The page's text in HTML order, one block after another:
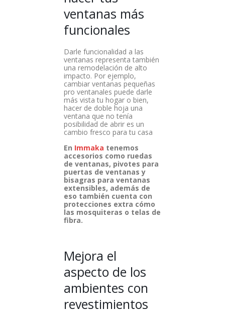
ventanas más
funcionales
Darle funcionalidad a las
ventanas representa también
una remodelación de alto
impacto. Por ejemplo,
cambiar ventanas pequeñas
pro ventanales puede darle
más vista tu hogar o bien,
hacer de doble hoja una
ventana que no tenía
posibilidad de abrir es un
cambio fresco para tu casa
En Immaka tenemos
accesorios como ruedas
de ventanas, pivotes para
puertas de ventanas y
bisagras para ventanas
extensibles, además de
eso también cuenta con
protecciones extra cómo
las mosquiteras o telas de
fibra.
Mejora el
aspecto de los
ambientes con
revestimientos